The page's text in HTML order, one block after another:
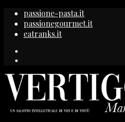
passione-pasta.it
passionegourmet.it
eatranks.it